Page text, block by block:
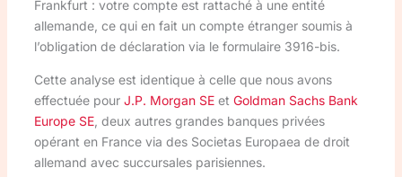
Frankfurt : votre compte est rattaché à une entité
allemande, ce qui en fait un compte étranger soumis à
l’obligation de déclaration via le formulaire 3916-bis.
Cette analyse est identique à celle que nous avons
effectuée pour J.P. Morgan SEet Goldman Sachs Bank
Europe SE, deux autres grandes banques privées
opérant en France via des Societas Europaea de droit
allemand avec succursales parisiennes.